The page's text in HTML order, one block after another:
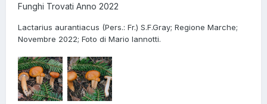
Funghi Trovati Anno 2022
Lactarius aurantiacus (Pers.: Fr.) S.F.Gray; Regione Marche;
Novembre 2022; Foto di Mario Iannotti.